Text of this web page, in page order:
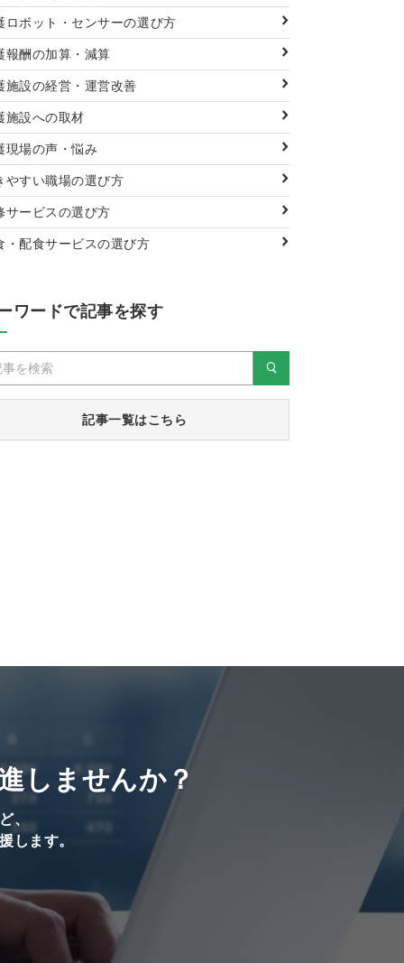
ロボット・センサーの選び方
報酬の加算・減算
施設の経営・運営改善
施設への取材
現場の声・悩み
やすい職場の選び方
サービスの選び方
・配食サービスの選び方
ワードで記事を探す
記事一覧はこちら
しませんか？
、
します。